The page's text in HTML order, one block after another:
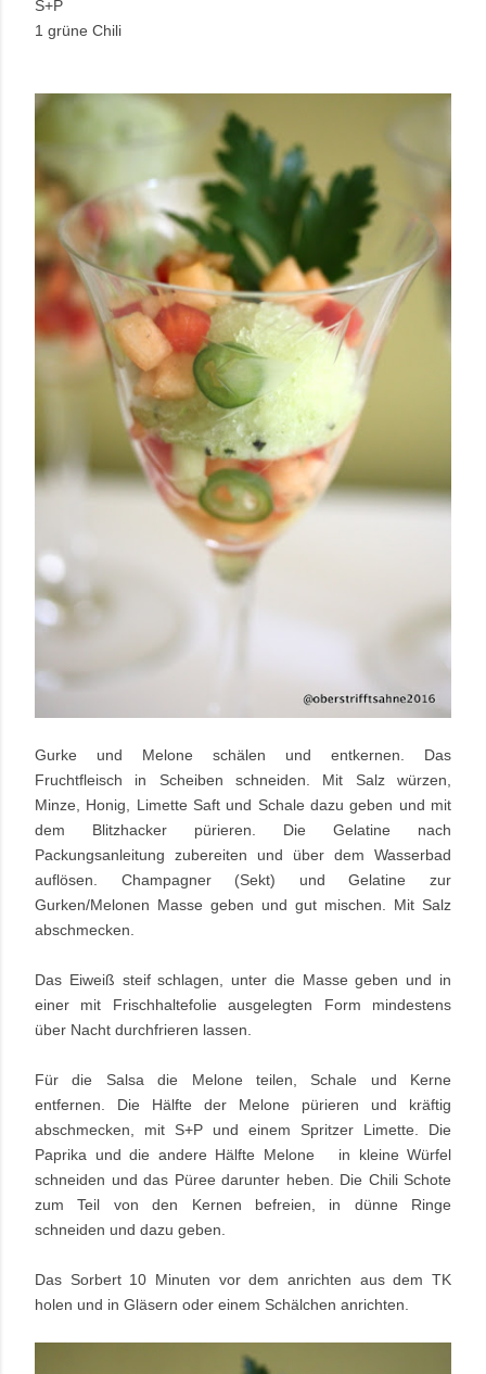
S+P
1 grüne Chili
Gurke und Melone schälen und entkernen. Das
Fruchtfleisch in Scheiben schneiden. Mit Salz würzen,
Minze, Honig, Limette Saft und Schale dazu geben und mit
dem Blitzhacker pürieren. Die Gelatine nach
Packungsanleitung zubereiten und über dem Wasserbad
auflösen. Champagner (Sekt) und Gelatine zur
Gurken/Melonen Masse geben und gut mischen. Mit Salz
abschmecken.
Das Eiweiß steif schlagen, unter die Masse geben und in
einer mit Frischhaltefolie ausgelegten Form mindestens
über Nacht durchfrieren lassen.
Für die Salsa die Melone teilen, Schale und Kerne
entfernen. Die Hälfte der Melone pürieren und kräftig
abschmecken, mit S+P und einem Spritzer Limette. Die
Paprika und die andere Hälfte Melone in kleine Würfel
schneiden und das Püree darunter heben. Die Chili Schote
zum Teil von den Kernen befreien, in dünne Ringe
schneiden und dazu geben.
Das Sorbert 10 Minuten vor dem anrichten aus dem TK
holen und in Gläsern oder einem Schälchen anrichten.